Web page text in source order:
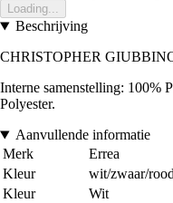
Loading...
Beschrijving
CHRISTOPHER
Interne samenstelling: 100%
Polyester.
Aanvullende informatie
Merk
Errea
Kleur
wit/zwaar/rood
Kleur
Wit